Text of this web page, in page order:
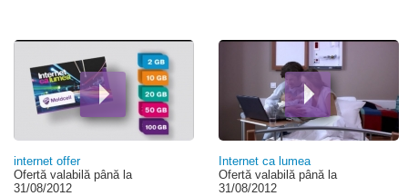
internet offer
Ofertă valabilă până la
31/08/2012
Internet ca lumea
Ofertă valabilă până la
31/08/2012